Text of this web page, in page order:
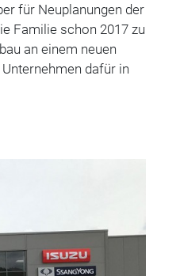
für Neuplanungen der
Familie schon 2017 zu
an einem neuen
dafür in